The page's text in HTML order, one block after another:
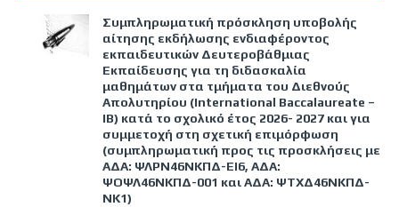
Συμπληρωματική πρόσκληση υποβολής
αίτησης εκδήλωσης ενδιαφέροντος
εκπαιδευτικών Δευτεροβάθμιας
Εκπαίδευσης για τη διδασκαλία
μαθημάτων στα τμήματα του Διεθνούς
Απολυτηρίου (International Baccalaureate –
IB) κατά το σχολικό έτος 2026- 2027 και για
συμμετοχή στη σχετική επιμόρφωση
(συμπληρωματική προς τις προσκλήσεις με
ΑΔΑ: ΨΛΡΝ46ΝΚΠΔ-ΕΙ6, ΑΔΑ:
ΨΟΨΛ46ΝΚΠΔ-001 και ΑΔΑ: ΨΤΧΔ46ΝΚΠΔ-
ΝΚ1)